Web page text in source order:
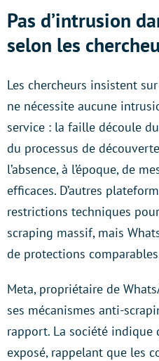
Pas d’intrusion
selon les
Les chercheurs insistent
ne nécessite aucune
service : la faille découle
du processus de
l’absence, à l’époque, de
efficaces. D’autres
restrictions techniques
scraping massif, mais
de protections
Meta, propriétaire de
ses mécanismes anti-
rapport. La société indique
exposé, rappelant que les